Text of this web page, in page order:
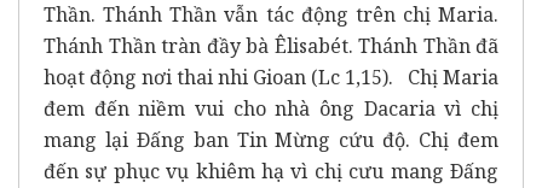
Thần. Thánh Thần vẫn tác động trên chị Maria.
Thánh Thần tràn đầy bà Êlisabét. Thánh Thần đã
hoạt động nơi thai nhi Gioan (Lc 1,15). Chị Maria
đem đến niềm vui cho nhà ông Dacaria vì chị
mang lại Ðấng ban Tin Mừng cứu độ. Chị đem
đến sự phục vụ khiêm hạ vì chị cưu mang Ðấng